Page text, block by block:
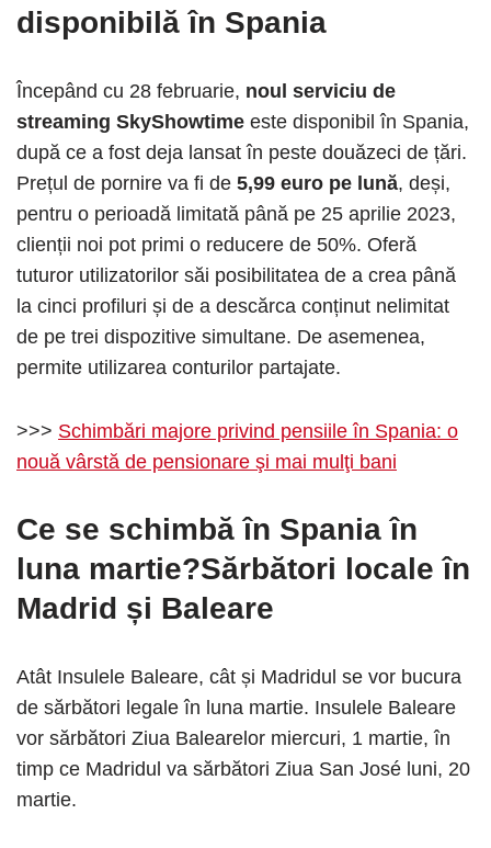
disponibilă în Spania
Începând cu 28 februarie, noul serviciu de
streaming SkyShowtime este disponibil în Spania,
după ce a fost deja lansat în peste douăzeci de țări.
Prețul de pornire va fi de 5,99 euro pe lună, deși,
pentru o perioadă limitată până pe 25 aprilie 2023,
clienții noi pot primi o reducere de 50%. Oferă
tuturor utilizatorilor săi posibilitatea de a crea până
la cinci profiluri și de a descărca conținut nelimitat
de pe trei dispozitive simultane. De asemenea,
permite utilizarea conturilor partajate.
>>> Schimbări majore privind pensiile în Spania: o
nouă vârstă de pensionare şi mai mulţi bani
Ce se schimbă în Spania în
luna martie?Sărbători locale în
Madrid și Baleare
Atât Insulele Baleare, cât și Madridul se vor bucura
de sărbători legale în luna martie. Insulele Baleare
vor sărbători Ziua Balearelor miercuri, 1 martie, în
timp ce Madridul va sărbători Ziua San José luni, 20
martie.